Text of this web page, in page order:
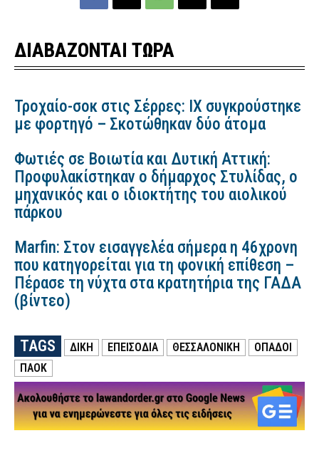
ΔΙΑΒΑΖΟΝΤΑΙ ΤΩΡΑ
Τροχαίο-σοκ στις Σέρρες: ΙΧ συγκρούστηκε
με φορτηγό – Σκοτώθηκαν δύο άτομα
Φωτιές σε Βοιωτία και Δυτική Αττική:
Προφυλακίστηκαν ο δήμαρχος Στυλίδας, ο
μηχανικός και ο ιδιοκτήτης του αιολικού
πάρκου
Marfin: Στον εισαγγελέα σήμερα η 46χρονη
που κατηγορείται για τη φονική επίθεση –
Πέρασε τη νύχτα στα κρατητήρια της ΓΑΔΑ
(βίντεο)
TAGS ΔΙΚΗ ΕΠΕΙΣΟΔΙΑ ΘΕΣΣΑΛΟΝΙΚΗ
ΟΠΑΔΟΙ
ΠΑΟΚ